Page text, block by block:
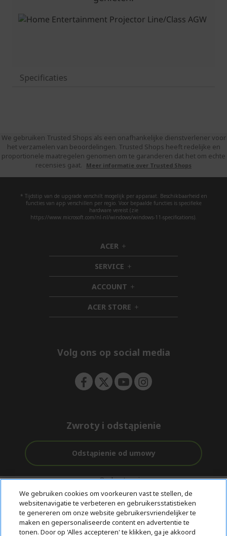
Specificaties
We gebruiken Trusted Shops als een onafhankelijke dienstverlener voor
het verzamelen van beoordelingen. Trusted Shops heeft redelijke en
proportionele maatregelen genomen om te garanderen dat het om echte
recensies gaat.
Meer informatie over Trusted Shops
* Tijdstip van de upgrade verschilt mogelijk per apparaat. Beschikbaarheid en
functies van app verschillen per regio. Voor bepaalde functies is specifieke
hardware vereist (zie
https://www.microsoft.com/nl-nl/windows/windows-11-specifications).
ACER h
i
d
d
e
n
SERVICE h
i
d
d
e
n
ACCOUNT h
i
d
d
ACER STORE h
i
e
Volg ons op social media
Zwroty i odstąpienie
Odstąpienie od umowy
bezorging
Ondersteuning
voor en na de
aankoop
Rente
© 2026 Acer Inc.
CPYou BV is de erkende reseller van de producten en diensten die
We gebruiken cookies om voorkeuren vast te stellen, de
websitenavigatie te verbeteren en gebruikersstatistieken
te genereren om onze website gebruikersvriendelijker te
maken en gepersonaliseerde content en advertentie te
tonen. Door op 'Alles accepteren' te klikken, ga je akkoord